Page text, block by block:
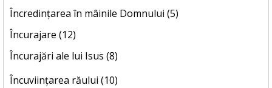
Încredințarea în mâinile Domnului (5)
Încurajare (12)
Încurajări ale lui Isus (8)
Încuviințarea răului (10)